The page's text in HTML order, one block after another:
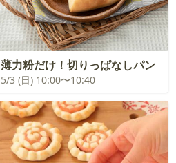
薄力粉だけ！切りっぱなしパン
5/3 (日) 10:00〜10:40